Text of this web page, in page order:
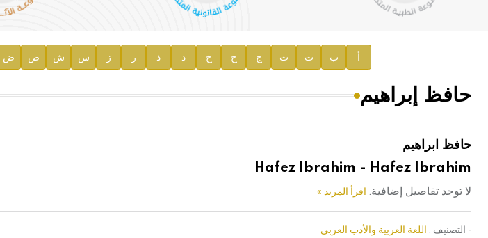
إعلان..
هيئة الموسوعة العربية تطلق موسوعات جديدة في عام 2026
أ ب ت ث ج ح خ د ذ ر ز س ش ص ض
حافظ إبراهيم
حافظ ابراهيم
Hafez Ibrahim - Hafez Ibrahim
لا توجد تفاصيل إضافية. اقرأ المزيد »
- التصنيف : اللغة العربية والأدب العربي